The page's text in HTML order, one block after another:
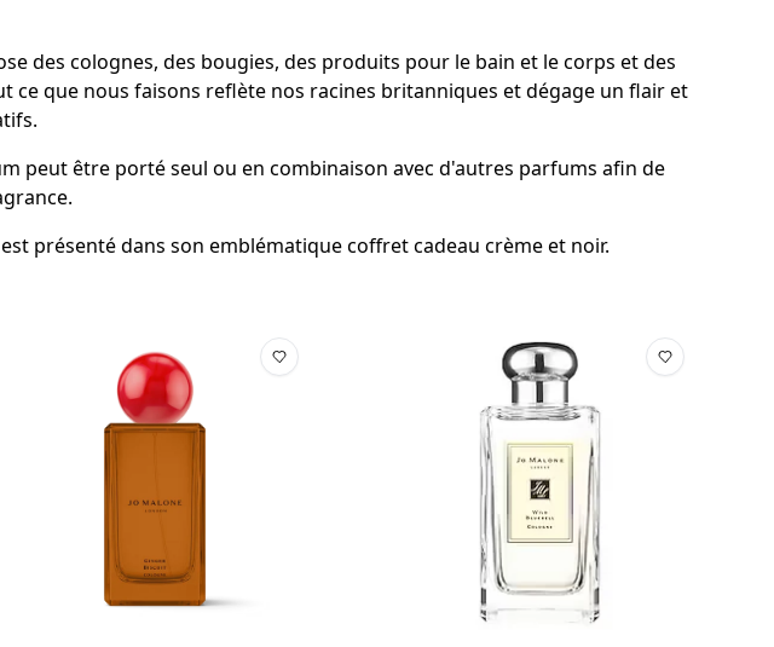
des colognes, des bougies, des produits pour le bain et le corps et des
que nous faisons reflète nos racines britanniques et dégage un flair et
peut être porté seul ou en combinaison avec d'autres parfums afin de
présenté dans son emblématique coffret cadeau crème et noir.